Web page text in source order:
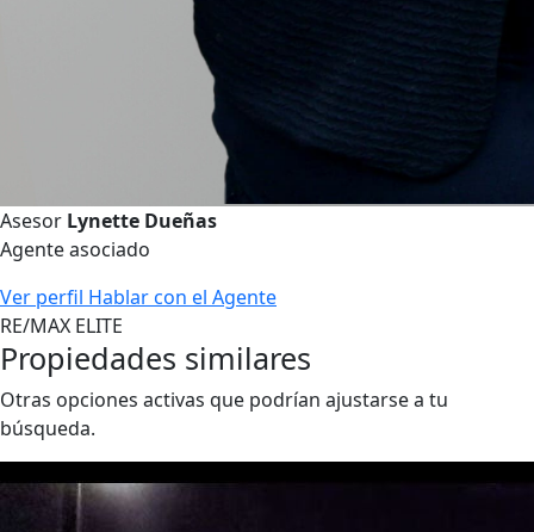
Asesor Lynette Dueñas
Agente asociado
Ver perfil Hablar con el Agente
RE/MAX ELITE
Propiedades similares
Otras opciones activas que podrían ajustarse a tu
búsqueda.